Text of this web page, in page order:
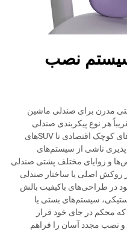
نصب
مدرن برای صندلی ماشین
هر نوع پیکربندی صندلی
وسیله نقلیه را فراهم می‌کند، از خودروهای کوچک اقتصادی تا SUVهای
ناشی از سیستم‌های
و زوایای مختلف پشتی صندلی
روکش اصلی یا ساختار صندلی
در طراحی‌های باکیفیت بالش
سیستم‌های بستی یا
محکم در جای خود قرار
و نصب مجدد آسان را فراهم